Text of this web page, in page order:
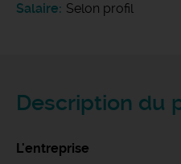
Salaire Selon profil
Description du
L'entreprise